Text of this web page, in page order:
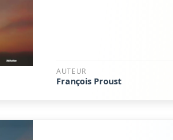
AUTEUR
François Proust